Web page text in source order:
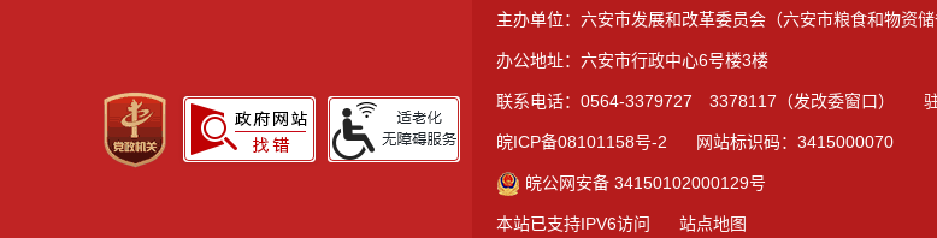
主办单位：六安市发展和改革委员会（六安市粮食和物资储
办公地址：六安市行政中心6号楼3楼
联系电话：0564-3379727 3378117（发改委窗口）
皖ICP备08101158号-2 网站标识码：3415000070
皖公网安备 34150102000129号
本站已支持IPV6访问 站点地图